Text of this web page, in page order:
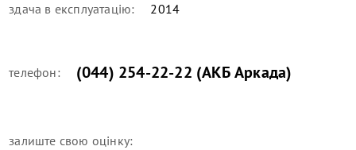
здача в експлуатацію: 2014
телефон: (044) 254-22-22 (АКБ Аркада)
залиште свою оцінку: